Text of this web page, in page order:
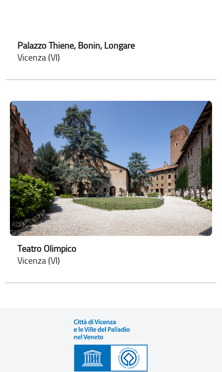
Palazzo Thiene, Bonin, Longare
Vicenza (VI)
Teatro Olimpico
Vicenza (VI)